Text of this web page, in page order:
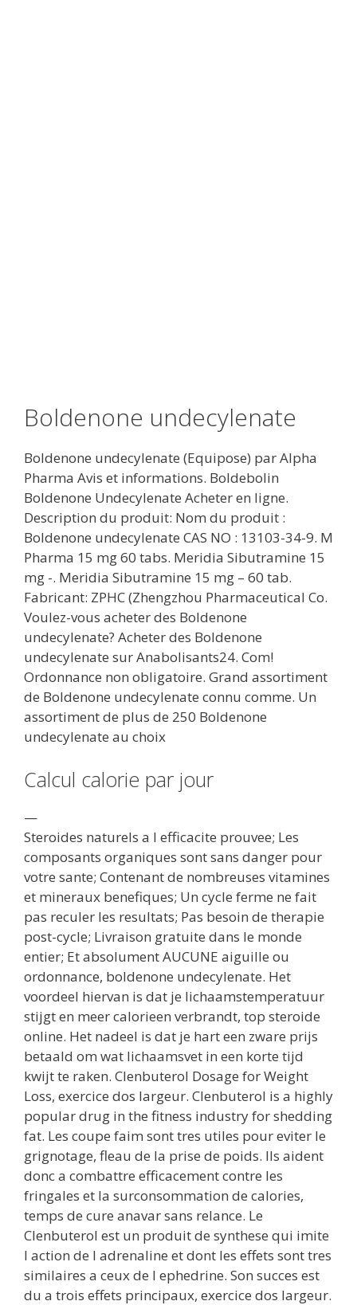
Boldenone undecylenate
Boldenone undecylenate (Equipose) par Alpha
Pharma Avis et informations. Boldebolin
Boldenone Undecylenate Acheter en ligne.
Description du produit: Nom du produit :
Boldenone undecylenate CAS NO : 13103-34-9. M
Pharma 15 mg 60 tabs. Meridia Sibutramine 15
mg -. Meridia Sibutramine 15 mg – 60 tab.
Fabricant: ZPHC (Zhengzhou Pharmaceutical Co.
Voulez-vous acheter des Boldenone
undecylenate? Acheter des Boldenone
undecylenate sur Anabolisants24. Com!
Ordonnance non obligatoire. Grand assortiment
de Boldenone undecylenate connu comme. Un
assortiment de plus de 250 Boldenone
undecylenate au choix
Calcul calorie par jour
—
Steroides naturels a l efficacite prouvee; Les
composants organiques sont sans danger pour
votre sante; Contenant de nombreuses vitamines
et mineraux benefiques; Un cycle ferme ne fait
pas reculer les resultats; Pas besoin de therapie
post-cycle; Livraison gratuite dans le monde
entier; Et absolument AUCUNE aiguille ou
ordonnance, boldenone undecylenate. Het
voordeel hiervan is dat je lichaamstemperatuur
stijgt en meer calorieen verbrandt, top steroide
online. Het nadeel is dat je hart een zware prijs
betaald om wat lichaamsvet in een korte tijd
kwijt te raken. Clenbuterol Dosage for Weight
Loss, exercice dos largeur. Clenbuterol is a highly
popular drug in the fitness industry for shedding
fat. Les coupe faim sont tres utiles pour eviter le
grignotage, fleau de la prise de poids. Ils aident
donc a combattre efficacement contre les
fringales et la surconsommation de calories,
temps de cure anavar sans relance. Le
Clenbuterol est un produit de synthese qui imite
l action de l adrenaline et dont les effets sont tres
similaires a ceux de l ephedrine. Son succes est
du a trois effets principaux, exercice dos largeur.